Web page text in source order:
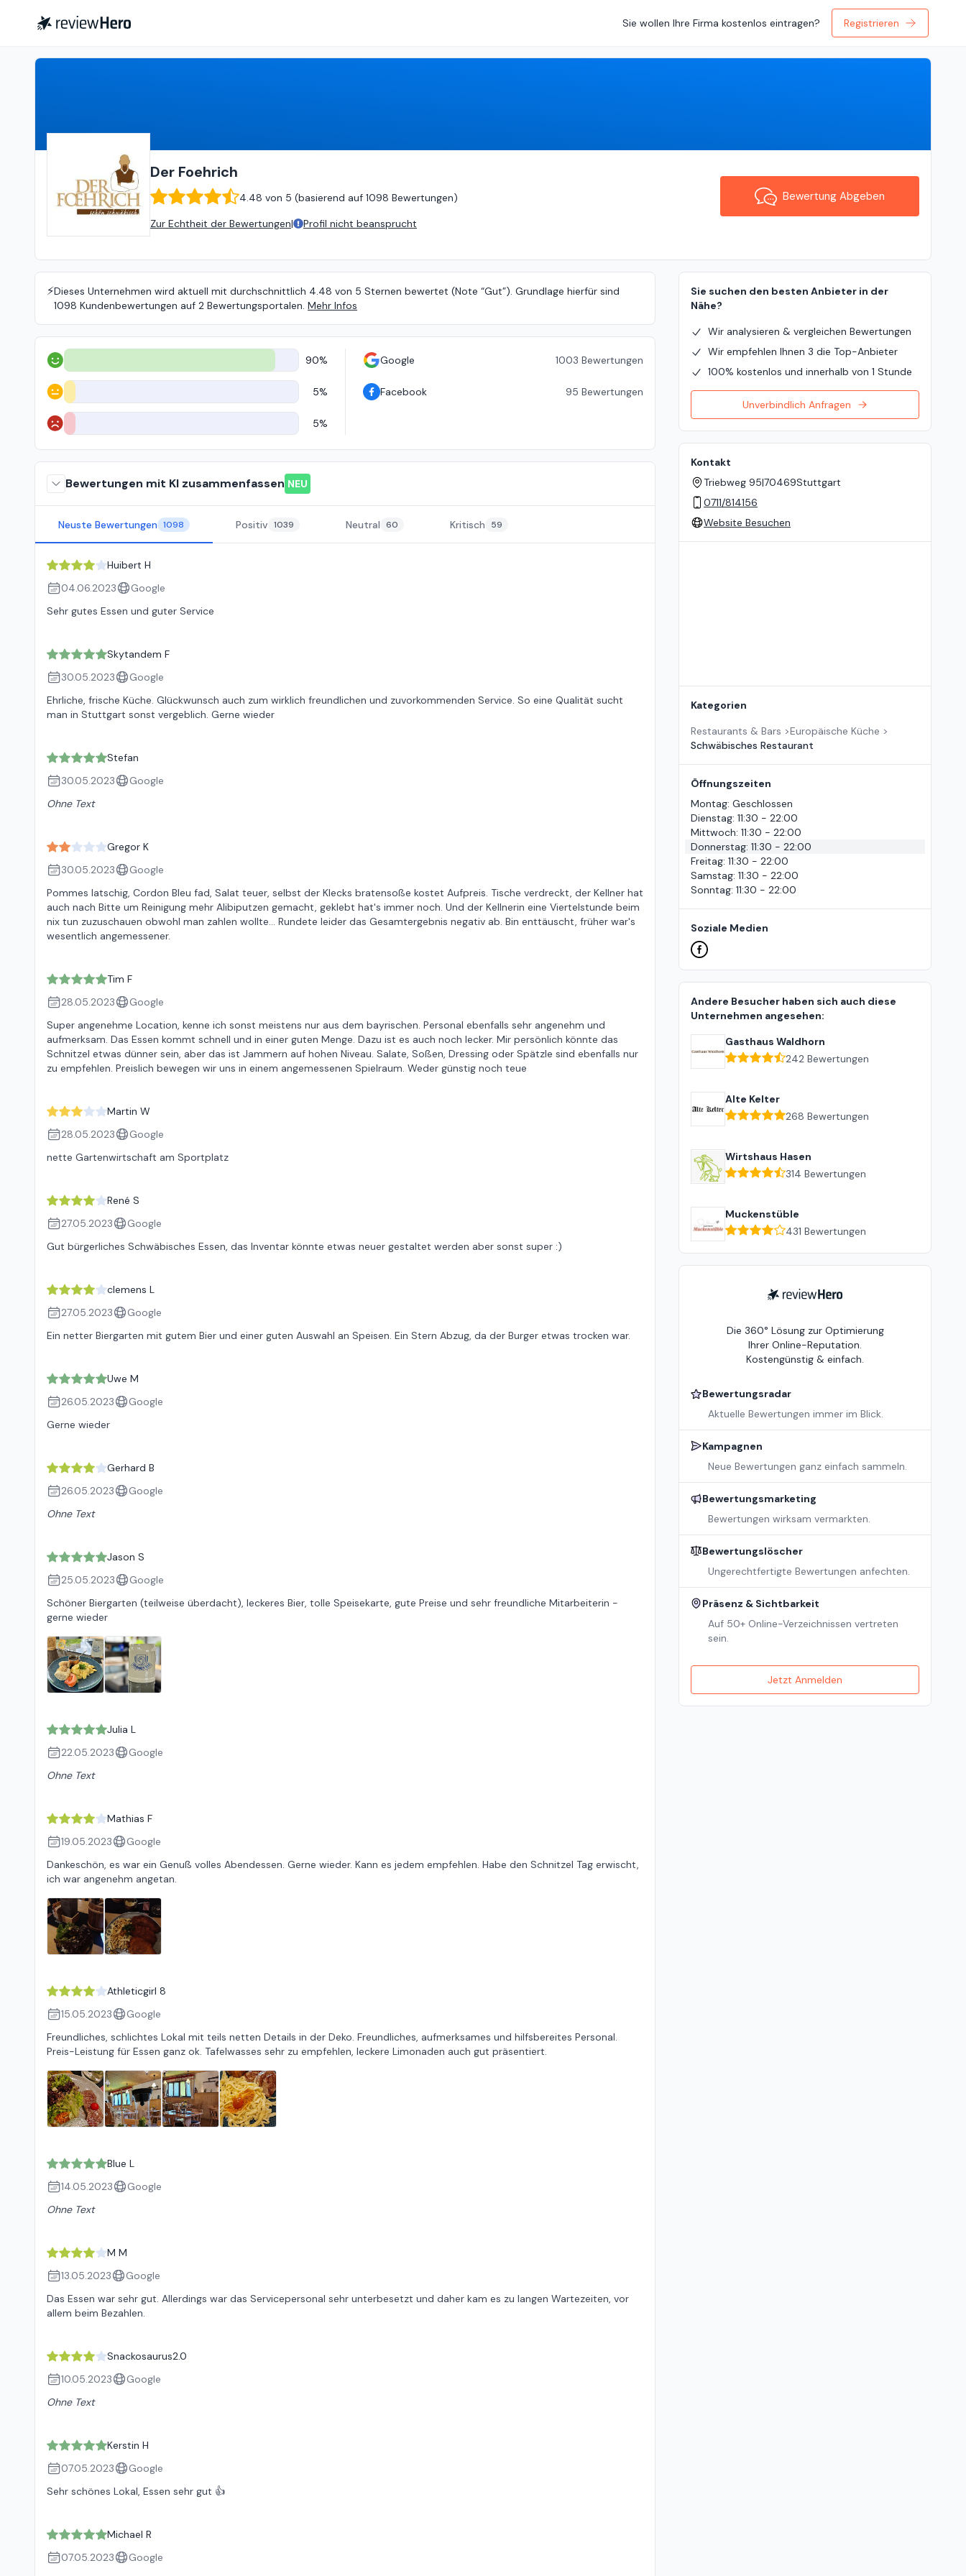
Sie wollen Ihre Firma kostenlos eintragen? Registrieren
Der Foehrich
4.48 von 5 (basierend auf 1098 Bewertungen)
Zur Echtheit der Bewertungen| Profil nicht beansprucht
Bewertung Abgeben
⚡️Dieses Unternehmen wird aktuell mit durchschnittlich 4.48 von 5 Sternen bewertet (Note “Gut”). Grundlage hierfür sind
1098 Kundenbewertungen auf 2 Bewertungsportalen. Mehr Infos
Positiv 90%
Neutral 5%
Negativ 5%
Google 1003 Bewertungen
Facebook 95 Bewertungen
Bewertungen mit KI zusammenfassen NEU
Neuste Bewertungen 1098 Positiv 1039 Neutral 60 Kritisch 59
Huibert H
04.06.2023
Google
Sehr gutes Essen und guter Service
Skytandem F
30.05.2023
Google
Ehrliche, frische Küche. Glückwunsch auch zum wirklich freundlichen und zuvorkommenden Service. So eine Qualität sucht
man in Stuttgart sonst vergeblich. Gerne wieder
Stefan
30.05.2023
Google
Ohne Text
Gregor K
30.05.2023
Google
Pommes latschig, Cordon Bleu fad, Salat teuer, selbst der Klecks bratensoße kostet Aufpreis. Tische verdreckt, der Kellner hat
auch nach Bitte um Reinigung mehr Alibiputzen gemacht, geklebt hat's immer noch. Und der Kellnerin eine Viertelstunde beim
nix tun zuzuschauen obwohl man zahlen wollte... Rundete leider das Gesamtergebnis negativ ab. Bin enttäuscht, früher war's
wesentlich angemessener.
Tim F
28.05.2023
Google
Super angenehme Location, kenne ich sonst meistens nur aus dem bayrischen. Personal ebenfalls sehr angenehm und
aufmerksam. Das Essen kommt schnell und in einer guten Menge. Dazu ist es auch noch lecker. Mir persönlich könnte das
Schnitzel etwas dünner sein, aber das ist Jammern auf hohen Niveau. Salate, Soßen, Dressing oder Spätzle sind ebenfalls nur
zu empfehlen. Preislich bewegen wir uns in einem angemessenen Spielraum. Weder günstig noch teue
Martin W
28.05.2023
Google
nette Gartenwirtschaft am Sportplatz
René S
27.05.2023
Google
Gut bürgerliches Schwäbisches Essen, das Inventar könnte etwas neuer gestaltet werden aber sonst super :)
clemens L
27.05.2023
Google
Ein netter Biergarten mit gutem Bier und einer guten Auswahl an Speisen. Ein Stern Abzug, da der Burger etwas trocken war.
Uwe M
26.05.2023
Google
Gerne wieder
Gerhard B
26.05.2023
Google
Ohne Text
Jason S
25.05.2023
Google
Schöner Biergarten (teilweise überdacht), leckeres Bier, tolle Speisekarte, gute Preise und sehr freundliche Mitarbeiterin -
gerne wieder
Julia L
22.05.2023
Google
Ohne Text
Mathias F
19.05.2023
Google
Dankeschön, es war ein Genuß volles Abendessen. Gerne wieder. Kann es jedem empfehlen. Habe den Schnitzel Tag erwischt,
ich war angenehm angetan.
Athleticgirl 8
15.05.2023
Google
Freundliches, schlichtes Lokal mit teils netten Details in der Deko. Freundliches, aufmerksames und hilfsbereites Personal.
Preis-Leistung für Essen ganz ok. Tafelwasses sehr zu empfehlen, leckere Limonaden auch gut präsentiert.
Blue L
14.05.2023
Google
Ohne Text
M M
13.05.2023
Google
Das Essen war sehr gut. Allerdings war das Servicepersonal sehr unterbesetzt und daher kam es zu langen Wartezeiten, vor
allem beim Bezahlen.
Snackosaurus2.0
10.05.2023
Google
Ohne Text
Kerstin H
07.05.2023
Google
Sehr schönes Lokal, Essen sehr gut 👍
Michael R
07.05.2023
Google
Sie suchen den besten Anbieter in der
Nähe?
Wir analysieren & vergleichen Bewertungen
Wir empfehlen Ihnen 3 die Top-Anbieter
100% kostenlos und innerhalb von 1 Stunde
Unverbindlich Anfragen
Kontakt
Triebweg 95|70469Stuttgart
0711/814156
Website Besuchen
Kategorien
Restaurants & Bars >Europäische Küche >
Schwäbisches Restaurant
Öffnungszeiten
Montag: Geschlossen
Dienstag: 11:30 - 22:00
Mittwoch: 11:30 - 22:00
Donnerstag: 11:30 - 22:00
Freitag: 11:30 - 22:00
Samstag: 11:30 - 22:00
Sonntag: 11:30 - 22:00
Soziale Medien
Andere Besucher haben sich auch diese
Unternehmen angesehen:
Gasthaus Waldhorn
242 Bewertungen
Alte Kelter
268 Bewertungen
Wirtshaus Hasen
314 Bewertungen
Muckenstüble
431 Bewertungen
ReviewHero
Die 360° Lösung zur Optimierung
Ihrer Online-Reputation.
Kostengünstig & einfach.
Bewertungsradar
Aktuelle Bewertungen immer im Blick.
Kampagnen
Neue Bewertungen ganz einfach sammeln.
Bewertungsmarketing
Bewertungen wirksam vermarkten.
Bewertungslöscher
Ungerechtfertigte Bewertungen anfechten.
Präsenz & Sichtbarkeit
Auf 50+ Online-Verzeichnissen vertreten
sein.
Jetzt Anmelden